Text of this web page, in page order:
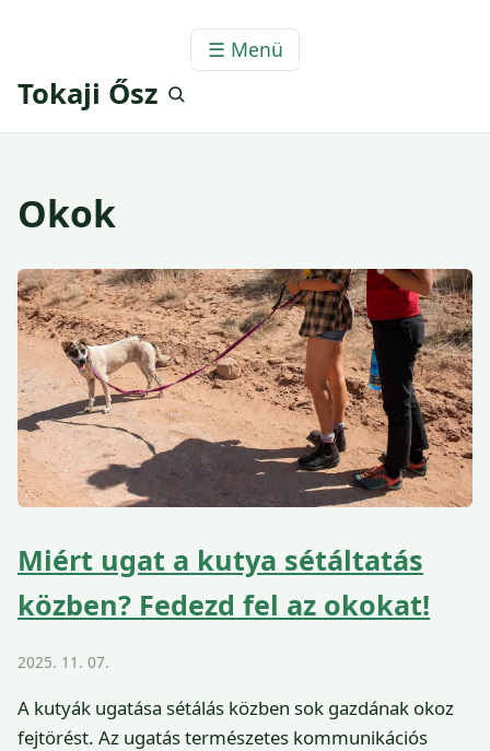
☰ Menü
Tokaji Ősz
Okok
Miért ugat a kutya sétáltatás
közben? Fedezd fel az okokat!
2025. 11. 07.
A kutyák ugatása sétálás közben sok gazdának okoz
fejtörést. Az ugatás természetes kommunikációs